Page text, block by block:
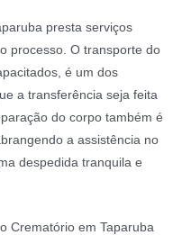
presta serviços
processo. O transporte do
é um dos
a transferência seja feita
do corpo também é
a assistência no
despedida tranquila e
Crematório em Taparuba